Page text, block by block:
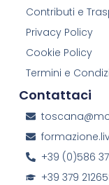
Contattaci
+39 (0)586
+39 379
Contributi e
Privacy Policy
Cookie Policy
Termini e